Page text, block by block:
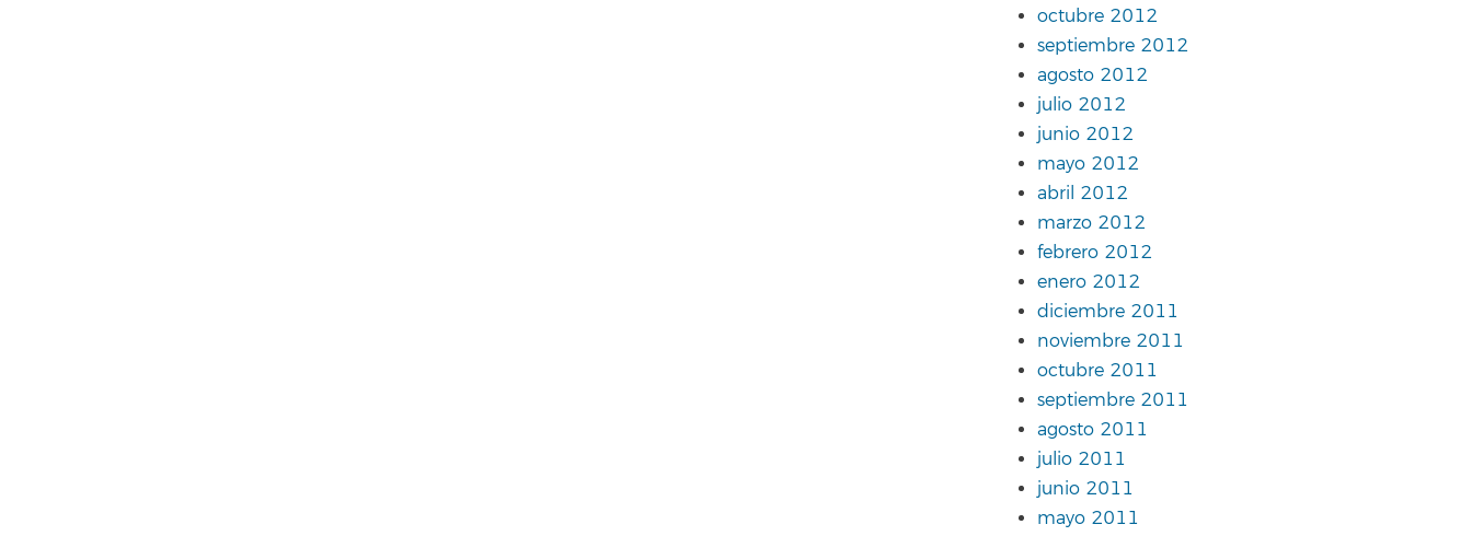
octubre 2012
septiembre 2012
agosto 2012
julio 2012
junio 2012
mayo 2012
abril 2012
marzo 2012
febrero 2012
enero 2012
diciembre 2011
noviembre 2011
octubre 2011
septiembre 2011
agosto 2011
julio 2011
junio 2011
mayo 2011